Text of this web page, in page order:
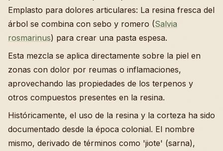
Emplasto para dolores articulares: La resina fresca del
árbol se combina con sebo y romero (Salvia
rosmarinus) para crear una pasta espesa.
Esta mezcla se aplica directamente sobre la piel en
zonas con dolor por reumas o inflamaciones,
aprovechando las propiedades de los terpenos y
otros compuestos presentes en la resina.
Históricamente, el uso de la resina y la corteza ha sido
documentado desde la época colonial. El nombre
mismo, derivado de términos como 'jiote' (sarna),